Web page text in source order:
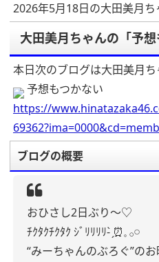
2026年5月18日の大田美月
大田美月ちゃんの「予想
本日次のブログは大田美月ち
予想もつかない
https://
ブログの概要
おひさし2日ぶり〜♡
ﾁｸﾀｸﾁｸﾀｸ ｼﾞﾘﾘﾘﾘ- ̗̀⏰𓈒 𓂂𓏸
“みーちゃんのぶろぐ”の